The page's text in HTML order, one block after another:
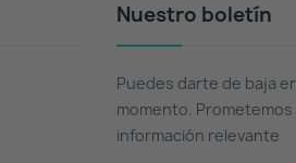
Nuestro boletín
Puedes darte de baja
momento.
información relevante